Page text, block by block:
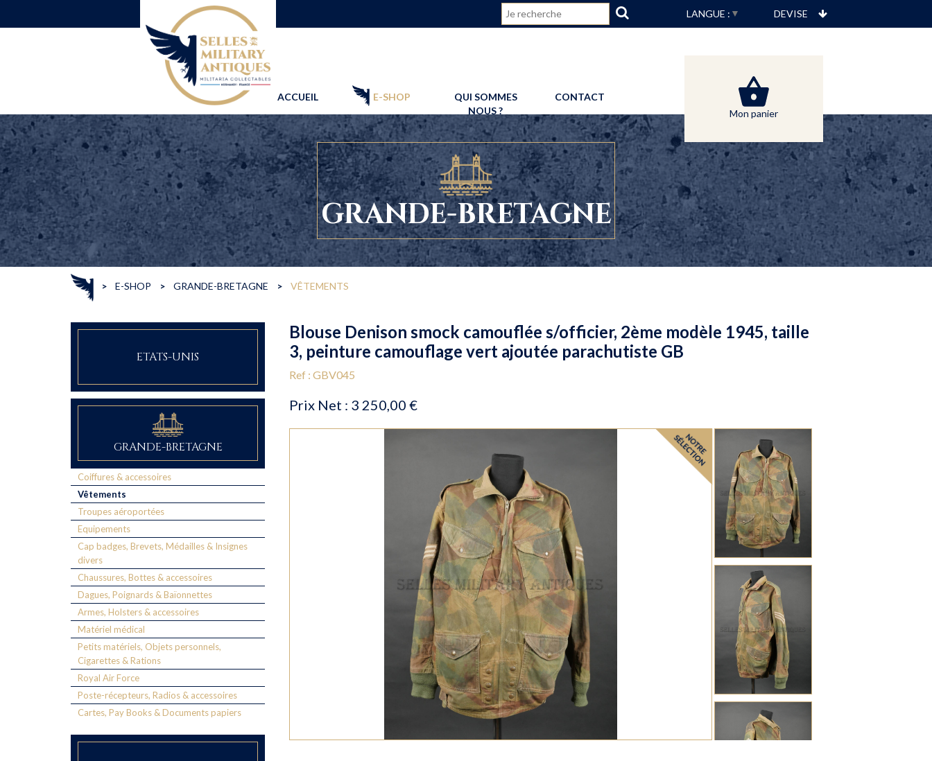
LANGUE : ▼
ACCUEIL E-SHOP
QUI SOMMES
NOUS ?
CONTACT
Mon panier
GRANDE-BRETAGNE
>E-SHOP >GRANDE-BRETAGNE >VÊTEMENTS
ETATS-UNIS
GRANDE-BRETAGNE
Coiffures & accessoires
Vêtements
Troupes aéroportées
Equipements
Cap badges, Brevets, Médailles & Insignes
divers
Chaussures, Bottes & accessoires
Dagues, Poignards & Baïonnettes
Armes, Holsters & accessoires
Matériel médical
Petits matériels, Objets personnels,
Cigarettes & Rations
Royal Air Force
Poste-récepteurs, Radios & accessoires
Cartes, Pay Books & Documents papiers
Blouse Denison smock camouflée s/officier, 2ème modèle 1945, taille
3, peinture camouflage vert ajoutée parachutiste GB
Ref : GBV045
Prix Net : 3 250,00 €